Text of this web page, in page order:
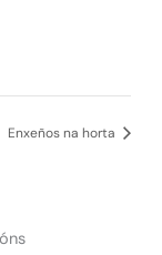
Enxeños na horta